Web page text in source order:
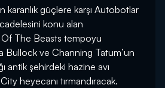
karanlık güçlere karşı Autobotlar
konu alan
The Beasts tempoyu
Bullock ve Channing Tatum’un
antik şehirdeki hazine avı
heyecanı tırmandıracak.